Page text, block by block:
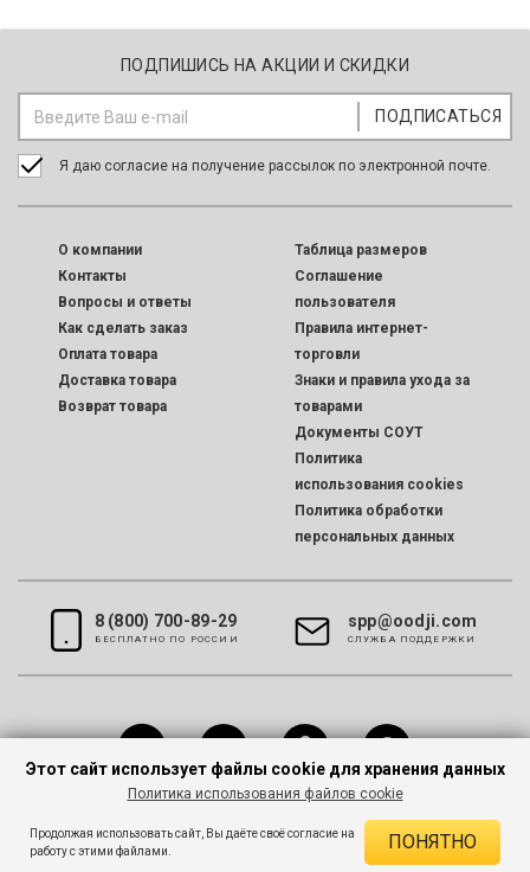
ПОДПИШИСЬ НА АКЦИИ И СКИДКИ
Я даю согласие на получение рассылок по электронной почте.
O компании
Контакты
Вопросы и ответы
Как сделать заказ
Оплата товара
Доставка товара
Возврат товара
Таблица размеров
Соглашение
пользователя
Правила интернет-
торговли
Знаки и правила ухода за
товарами
Документы СОУТ
Политика
использования cookies
Политика обработки
персональных данных
8 (800) 700-89-29
БЕСПЛАТНО ПО РОССИИ
spp@oodji.com
CЛУЖБА ПОДДЕРЖКИ
Этот сайт использует файлы cookie для хранения данных
Политика использования файлов cookie
Продолжая использовать сайт, Вы даёте своё согласие на
работу с этими файлами.
ПОНЯТНО